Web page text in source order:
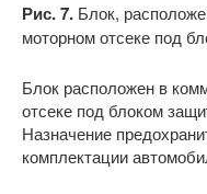
Рис. 7. Блок,
моторном отсеке под
Блок расположен в
отсеке под блоком
Назначение
комплектации